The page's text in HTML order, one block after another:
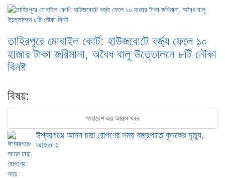
তাহিরপুরে মোবাইল কোর্ট: হাউজবোটে বর্জ্য ফেলে ১০
হাজার টাকা জরিমানা, অবৈধ বালু উত্তোলনে ৮টি নৌকা
বিনষ্ট
বিষয়:
সারাদেশ এর আরও খবর
ঈশ্বরগঞ্জে আমন চারা রোপণের সময় বজ্রপাতে কৃষকের মৃত্যু,
আহত ২